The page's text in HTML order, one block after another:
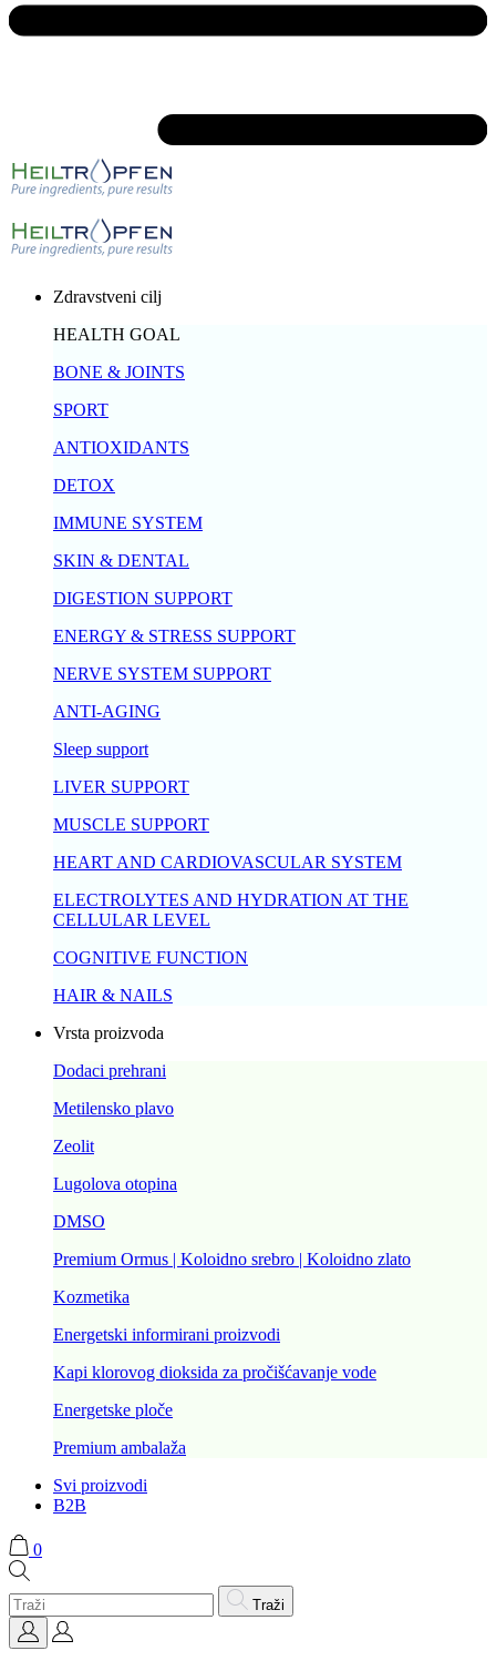
Zdravstveni cilj
HEALTH GOAL
BONE & JOINTS
SPORT
ANTIOXIDANTS
DETOX
IMMUNE SYSTEM
SKIN & DENTAL
DIGESTION SUPPORT
ENERGY & STRESS SUPPORT
NERVE SYSTEM SUPPORT
ANTI-AGING
Sleep support
LIVER SUPPORT
MUSCLE SUPPORT
HEART AND CARDIOVASCULAR SYSTEM
ELECTROLYTES AND HYDRATION AT THE
CELLULAR LEVEL
COGNITIVE FUNCTION
HAIR & NAILS
Vrsta proizvoda
Dodaci prehrani
Metilensko plavo
Zeolit
Lugolova otopina
DMSO
Premium Ormus | Koloidno srebro | Koloidno zlato
Kozmetika
Energetski informirani proizvodi
Kapi klorovog dioksida za pročišćavanje vode
Energetske ploče
Premium ambalaža
Svi proizvodi
B2B
0
Traži